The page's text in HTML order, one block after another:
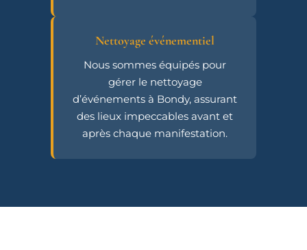
Nettoyage événementiel
Nous sommes équipés pour
gérer le nettoyage
d’événements à Bondy, assurant
des lieux impeccables avant et
après chaque manifestation.